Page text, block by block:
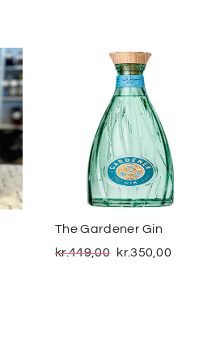
The Gardener Gin
kr.449,00 kr.350,00